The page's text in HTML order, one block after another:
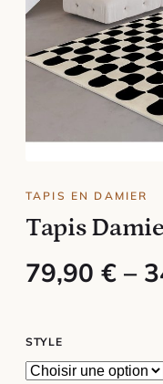
TAPIS EN DAMIER
Tapis
79,90 € –
Plage de
STYLE